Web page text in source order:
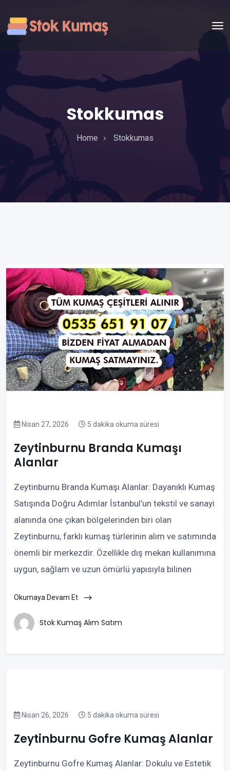
Stokkumas
Home Stokkumas
Nisan 27, 2026 5 dakika okuma süresi
Zeytinburnu Branda Kumaşı
Alanlar
Zeytinburnu Branda Kumaşı Alanlar: Dayanıklı Kumaş
Satışında Doğru Adımlar İstanbul’un tekstil ve sanayi
alanında öne çıkan bölgelerinden biri olan
Zeytinburnu, farklı kumaş türlerinin alım ve satımında
önemli bir merkezdir. Özellikle dış mekan kullanımına
uygun, sağlam ve uzun ömürlü yapısıyla bilinen
Okumaya Devam Et
Stok Kumaş Alım Satım
Nisan 26, 2026 5 dakika okuma süresi
Zeytinburnu Gofre Kumaş Alanlar
Zeytinburnu Gofre Kumaş Alanlar: Dokulu ve Estetik